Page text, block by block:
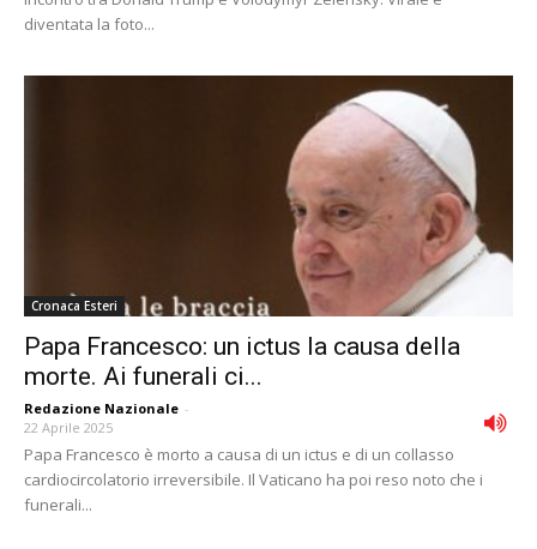
diventata la foto...
Cronaca Esteri
Papa Francesco: un ictus la causa della
morte. Ai funerali ci...
Redazione Nazionale -
22 Aprile 2025
Papa Francesco è morto a causa di un ictus e di un collasso
cardiocircolatorio irreversibile. Il Vaticano ha poi reso noto che i
funerali...